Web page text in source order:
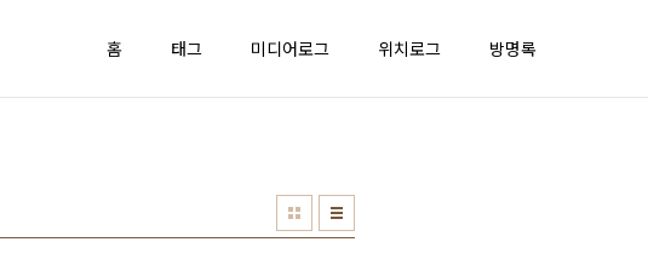
홈 태그 미디어로그 위치로그 방명록